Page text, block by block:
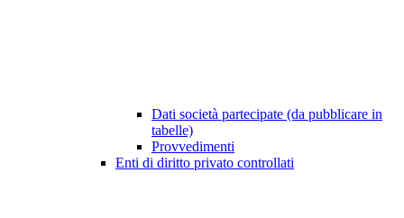
Dati società partecipate (da pubblicare in
tabelle)
Provvedimenti
Enti di diritto privato controllati